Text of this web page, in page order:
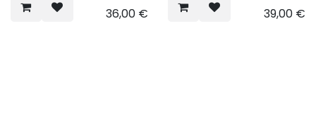
36,00€ 39,00€